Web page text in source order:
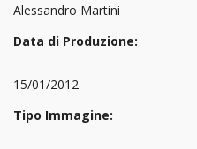
Alessandro Martini
Data di Produzione:
15/01/2012
Tipo Immagine: